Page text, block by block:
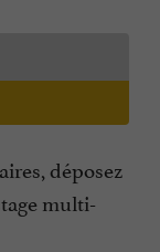
déposez
multi-